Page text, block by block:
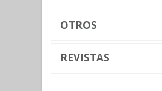
OTROS
REVISTAS